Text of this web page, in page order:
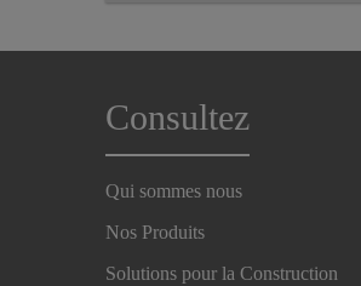
Consultez
Qui sommes nous
Nos Produits
Solutions pour la Construction